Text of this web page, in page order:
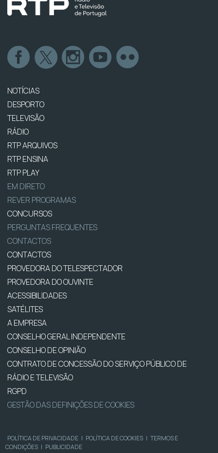
NOTÍCIAS
DESPORTO
TELEVISÃO
RÁDIO
RTP ARQUIVOS
RTP ENSINA
RTP PLAY
EM DIRETO
REVER PROGRAMAS
CONCURSOS
PERGUNTAS FREQUENTES
CONTACTOS
CONTACTOS
PROVEDORA DO TELESPECTADOR
PROVEDORA DO OUVINTE
ACESSIBILIDADES
SATÉLITES
A EMPRESA
CONSELHO GERAL INDEPENDENTE
CONSELHO DE OPINIÃO
CONTRATO DE CONCESSÃO DO SERVIÇO PÚBLICO DE
RÁDIO E TELEVISÃO
RGPD
GESTÃO DAS DEFINIÇÕES DE COOKIES
POLÍTICA DE PRIVACIDADE | POLÍTICA DE COOKIES | TERMOS E
CONDIÇÕES | PUBLICIDADE